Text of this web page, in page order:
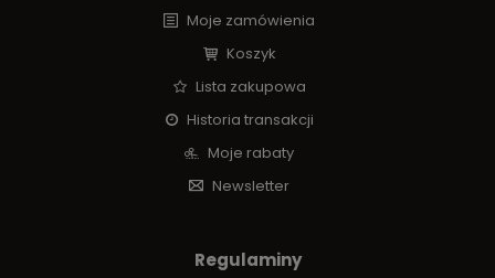
Moje zamówienia
Koszyk
Lista zakupowa
Historia transakcji
Moje rabaty
Newsletter
Regulaminy